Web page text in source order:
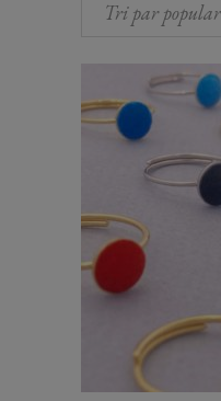
Tri par